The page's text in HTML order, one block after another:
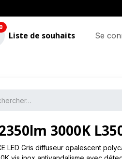
0
Liste de souhaits Se
3000K
LED Gris diffuseur opalescent